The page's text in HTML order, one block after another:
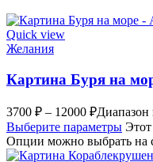
Quick view
Желания
Картина Буря на
3700 ₽ – 12000 ₽Диапазон
Выберите параметры Этот
Опции можно выбрать на